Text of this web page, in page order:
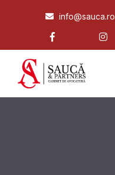
info@sauca.ro